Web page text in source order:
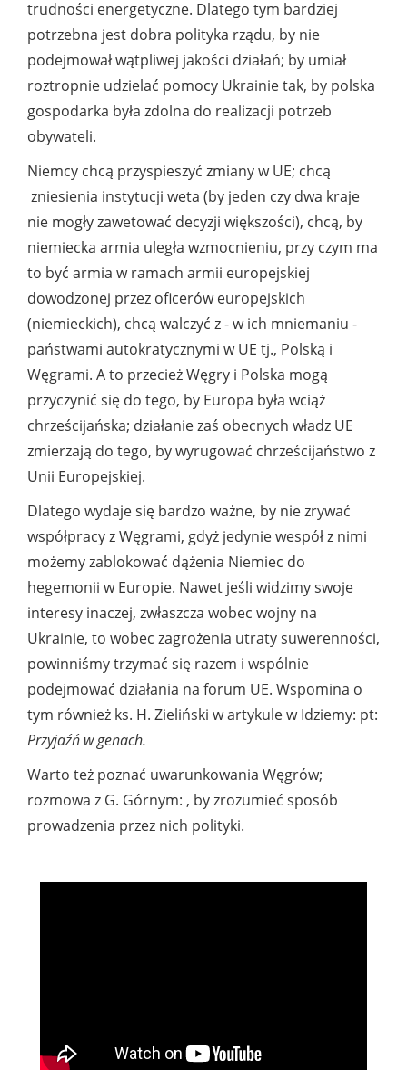
trudności energetyczne. Dlatego tym bardziej
potrzebna jest dobra polityka rządu, by nie
podejmował wątpliwej jakości działań; by umiał
roztropnie udzielać pomocy Ukrainie tak, by polska
gospodarka była zdolna do realizacji potrzeb
obywateli.
Niemcy chcą przyspieszyć zmiany w UE; chcą
zniesienia instytucji weta (by jeden czy dwa kraje
nie mogły zawetować decyzji większości), chcą, by
niemiecka armia uległa wzmocnieniu, przy czym ma
to być armia w ramach armii europejskiej
dowodzonej przez oficerów europejskich
(niemieckich), chcą walczyć z - w ich mniemaniu -
państwami autokratycznymi w UE tj., Polską i
Węgrami. A to przecież Węgry i Polska mogą
przyczynić się do tego, by Europa była wciąż
chrześcijańska; działanie zaś obecnych władz UE
zmierzają do tego, by wyrugować chrześcijaństwo z
Unii Europejskiej.
Dlatego wydaje się bardzo ważne, by nie zrywać
współpracy z Węgrami, gdyż jedynie wespół z nimi
możemy zablokować dążenia Niemiec do
hegemonii w Europie. Nawet jeśli widzimy swoje
interesy inaczej, zwłaszcza wobec wojny na
Ukrainie, to wobec zagrożenia utraty suwerenności,
powinniśmy trzymać się razem i wspólnie
podejmować działania na forum UE. Wspomina o
tym również ks. H. Zieliński w artykule w Idziemy: pt:
Przyjaźń w genach.
Warto też poznać uwarunkowania Węgrów;
rozmowa z G. Górnym: , by zrozumieć sposób
prowadzenia przez nich polityki.